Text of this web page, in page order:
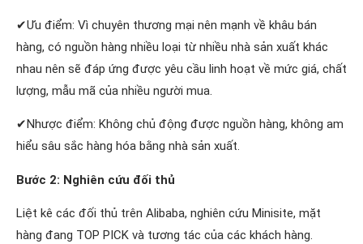
✔Ưu điểm: Vì chuyên thương mại nên mạnh về khâu bán
hàng, có nguồn hàng nhiều loại từ nhiều nhà sản xuất khác
nhau nên sẽ đáp ứng được yêu cầu linh hoạt về mức giá, chất
lượng, mẫu mã của nhiều người mua.
✔Nhược điểm: Không chủ động được nguồn hàng, không am
hiểu sâu sắc hàng hóa bằng nhà sản xuất.
Bước 2: Nghiên cứu đối thủ
Liệt kê các đối thủ trên Alibaba, nghiên cứu Minisite, mặt
hàng đang TOP PICK và tương tác của các khách hàng.